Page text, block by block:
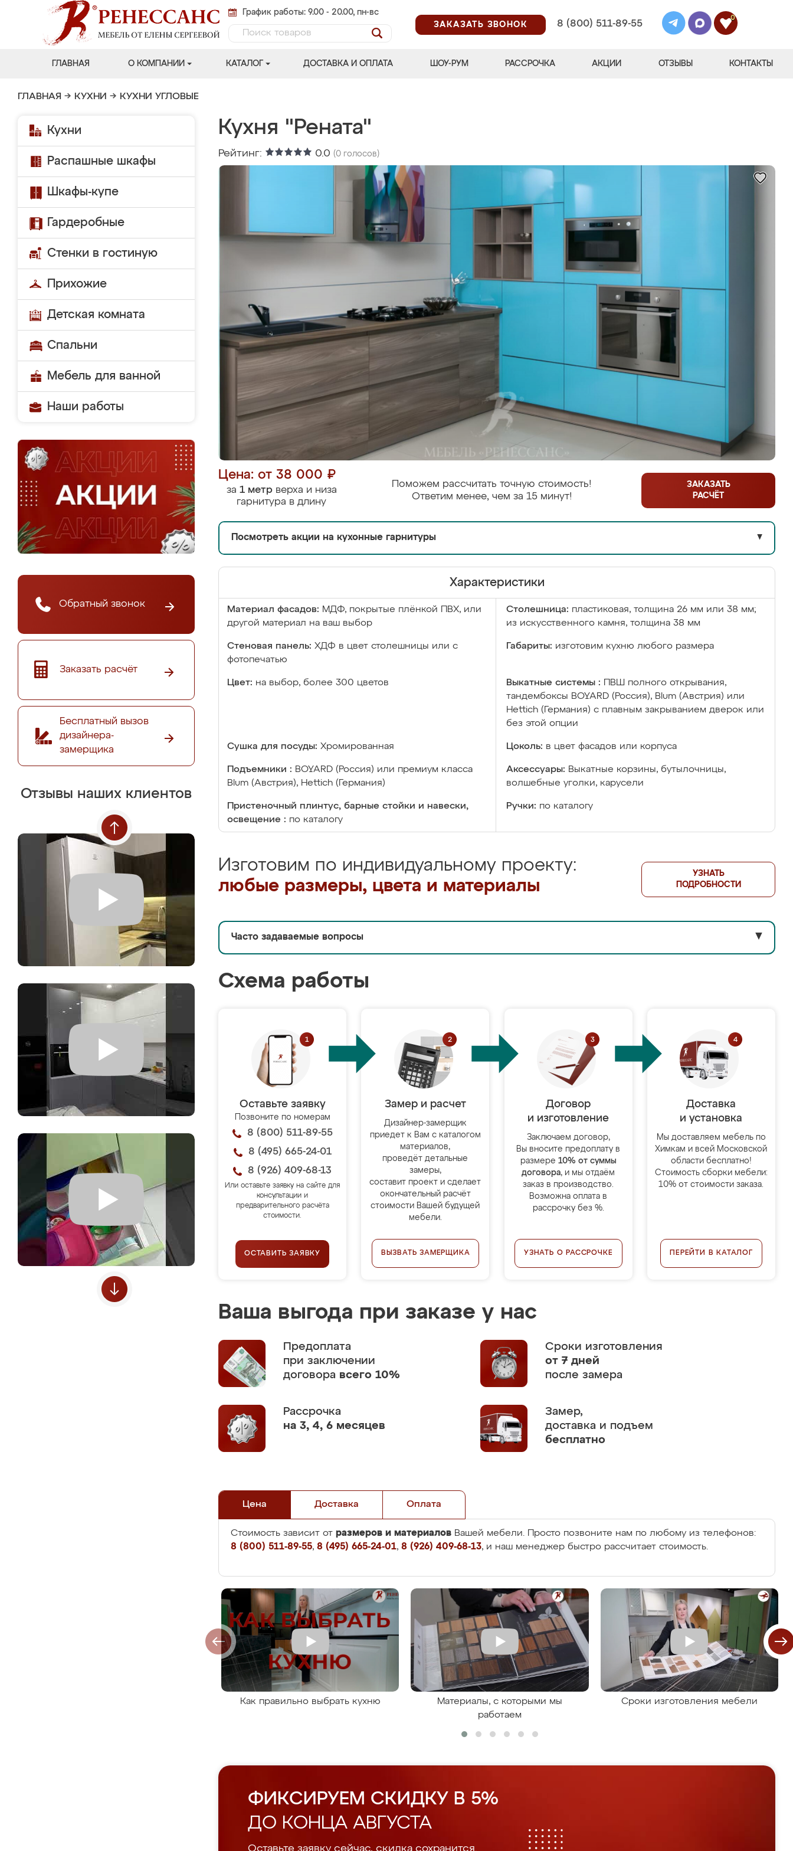
График работы: 9.00 - 20.00, пн-вс
ЗАКАЗАТЬ ЗВОНОК
8 (800) 511-89-55
0
ГЛАВНАЯ О КОМПАНИИ КАТАЛОГ ДОСТАВКА И ОПЛАТА ШОУ-РУМ РАССРОЧКА АКЦИИ ОТЗЫВЫ КОНТАКТЫ
ГЛАВНАЯ → КУХНИ → КУХНИ УГЛОВЫЕ
Кухни
Распашные шкафы
Шкафы-купе
Гардеробные
Стенки в гостиную
Прихожие
Детская комната
Спальни
Мебель для ванной
Наши работы
Обратный звонок
Заказать расчёт
Бесплатный вызов
дизайнера-
замерщика
Отзывы наших клиентов
Кухня "Рената"
Рейтинг: 0.0 (0 голосов)
Цена: от 38 000 ₽
за 1 метрверха и низа
гарнитура в длину
Поможем рассчитать точную стоимость!
Ответим менее, чем за 15 минут!
ЗАКАЗАТЬ
РАСЧЁТ
Посмотреть акции на кухонные гарнитуры ▼
Характеристики
Материал фасадов: МДФ, покрытые плёнкой ПВХ, или
другой материал на ваш выбор
Столешница: пластиковая, толщина 26 мм или 38 мм;
из искусственного камня, толщина 38 мм
Стеновая панель: ХДФ в цвет столешницы или с
фотопечатью
Габариты: изготовим кухню любого размера
Цвет: на выбор, более 300 цветов Выкатные системы :
ПВШ полного открывания,
тандембоксы BOYARD (Россия), Blum (Австрия) или
Hettich (Германия) с плавным закрыванием дверок или
без этой опции
Сушка для посуды: Хромированная Цоколь: в цвет фасадов или корпуса
Подъемники : BOYARD (Россия) или премиум класса
Blum (Австрия), Hettich (Германия)
Аксессуары: Выкатные корзины, бутылочницы,
волшебные уголки, карусели
Пристеночный плинтус, барные стойки и навески,
освещение : по каталогу
Ручки: по каталогу
Изготовим по индивидуальному проекту:
любые размеры, цвета и материалы
УЗНАТЬ
ПОДРОБНОСТИ
Часто задаваемые вопросы ▼
Схема работы
Оставьте заявку
Позвоните по номерам
8 (800) 511-89-55
8 (495) 665-24-01
8 (926) 409-68-13
Или оставьте заявку на сайте для
консультации и
предварительного расчёта
стоимости.
ОСТАВИТЬ ЗАЯВКУ
Замер и расчет
Дизайнер-замерщик
приедет к Вам с каталогом
материалов,
проведёт детальные
замеры,
составит проект и сделает
окончательный расчёт
стоимости Вашей будущей
мебели.
ВЫЗВАТЬ ЗАМЕРЩИКА
Договор
и изготовление
Заключаем договор,
Вы вносите предоплату в
размере 10% от суммы
договора, и мы отдаём
заказ в производство.
Возможна оплата в
рассрочку без %.
УЗНАТЬ О РАССРОЧКЕ
Доставка
и установка
Мы доставляем мебель по
Химкам и всей Московской
области бесплатно!
Стоимость сборки мебели:
10% от стоимости заказа.
ПЕРЕЙТИ В КАТАЛОГ
Ваша выгода при заказе у нас
Предоплата
при заключении
договора всего 10%
Сроки изготовления
от 7 дней
после замера
Рассрочка
на 3, 4, 6 месяцев
Замер,
доставка и подъем
бесплатно
Цена Доставка Оплата
Стоимость зависит от размеров и материалов Вашей мебели. Просто позвоните нам по любому из телефонов:
8 (800) 511-89-55, 8 (495) 665-24-01, 8 (926) 409-68-13, и наш менеджер быстро рассчитает стоимость.
Как правильно выбрать кухню
Материалы, с которыми мы
работаем
Сроки изготовления мебели
ФИКСИРУЕМ СКИДКУ В 5%
ДО КОНЦА АВГУСТА
Оставьте заявку сейчас, скидка сохранится.